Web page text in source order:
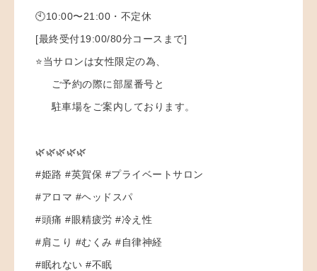
🕙10:00〜21:00・不定休
[最終受付19:00/80分コースまで]
⭐️当サロンは女性限定の為、
ご予約の際に部屋番号と
駐車場をご案内しております。
🌿🌿🌿🌿🌿
#姫路 #英賀保 #プライベートサロン
#アロマ #ヘッドスパ
#頭痛 #眼精疲労 #冷え性
#肩こり #むくみ #自律神経
#眠れない #不眠